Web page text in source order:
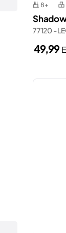
8+
77120 -
49,99